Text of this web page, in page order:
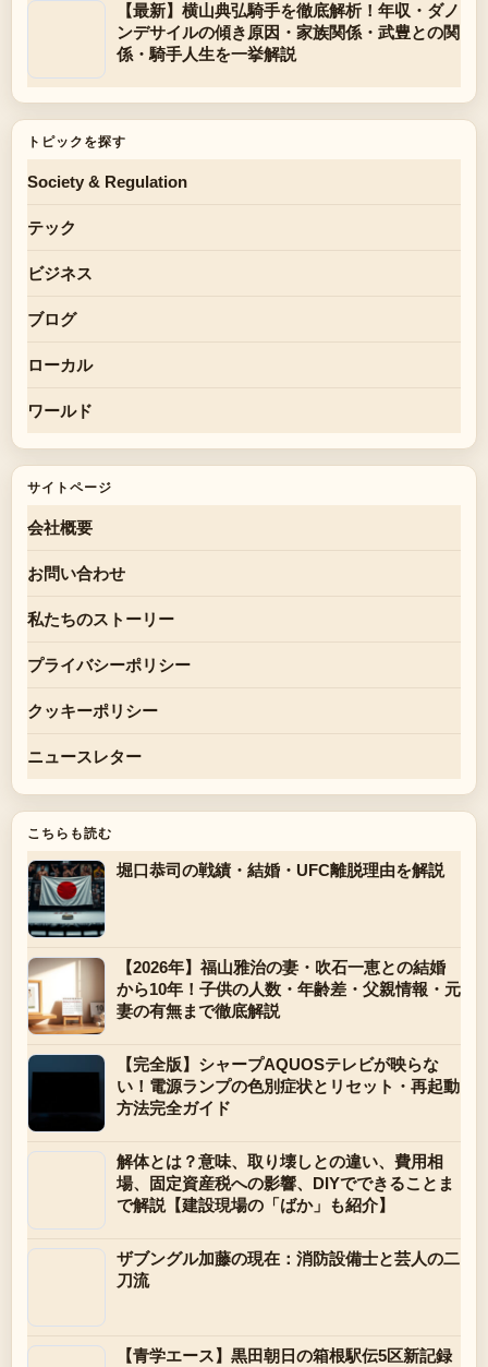
【最新】横山典弘騎手を徹底解析！年収・ダノ
ンデサイルの傾き原因・家族関係・武豊との関
係・騎手人生を一挙解説
トピックを探す
Society & Regulation
テック
ビジネス
ブログ
ローカル
ワールド
サイトページ
会社概要
お問い合わせ
私たちのストーリー
プライバシーポリシー
クッキーポリシー
ニュースレター
こちらも読む
堀口恭司の戦績・結婚・UFC離脱理由を解説
【2026年】福山雅治の妻・吹石一恵との結婚
から10年！子供の人数・年齢差・父親情報・元
妻の有無まで徹底解説
【完全版】シャープAQUOSテレビが映らな
い！電源ランプの色別症状とリセット・再起動
方法完全ガイド
解体とは？意味、取り壊しとの違い、費用相
場、固定資産税への影響、DIYでできることま
で解説【建設現場の「ばか」も紹介】
ザブングル加藤の現在：消防設備士と芸人の二
刀流
【青学エース】黒田朝日の箱根駅伝5区新記録